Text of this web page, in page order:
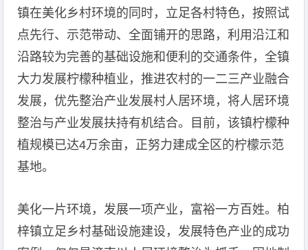
镇在美化乡村环境的同时，立足各村特色，按照试
点先行、示范带动、全面铺开的思路，利用沿江和
沿路较为完善的基础设施和便利的交通条件，全镇
大力发展柠檬种植业，推进农村的一二三产业融合
发展，优先整治产业发展村人居环境，将人居环境
整治与产业发展扶持有机结合。目前，该镇柠檬种
植规模已达4万余亩，正努力建成全区的柠檬示范
基地。
美化一片环境，发展一项产业，富裕一方百姓。柏
梓镇立足乡村基础设施建设，发展特色产业的成功